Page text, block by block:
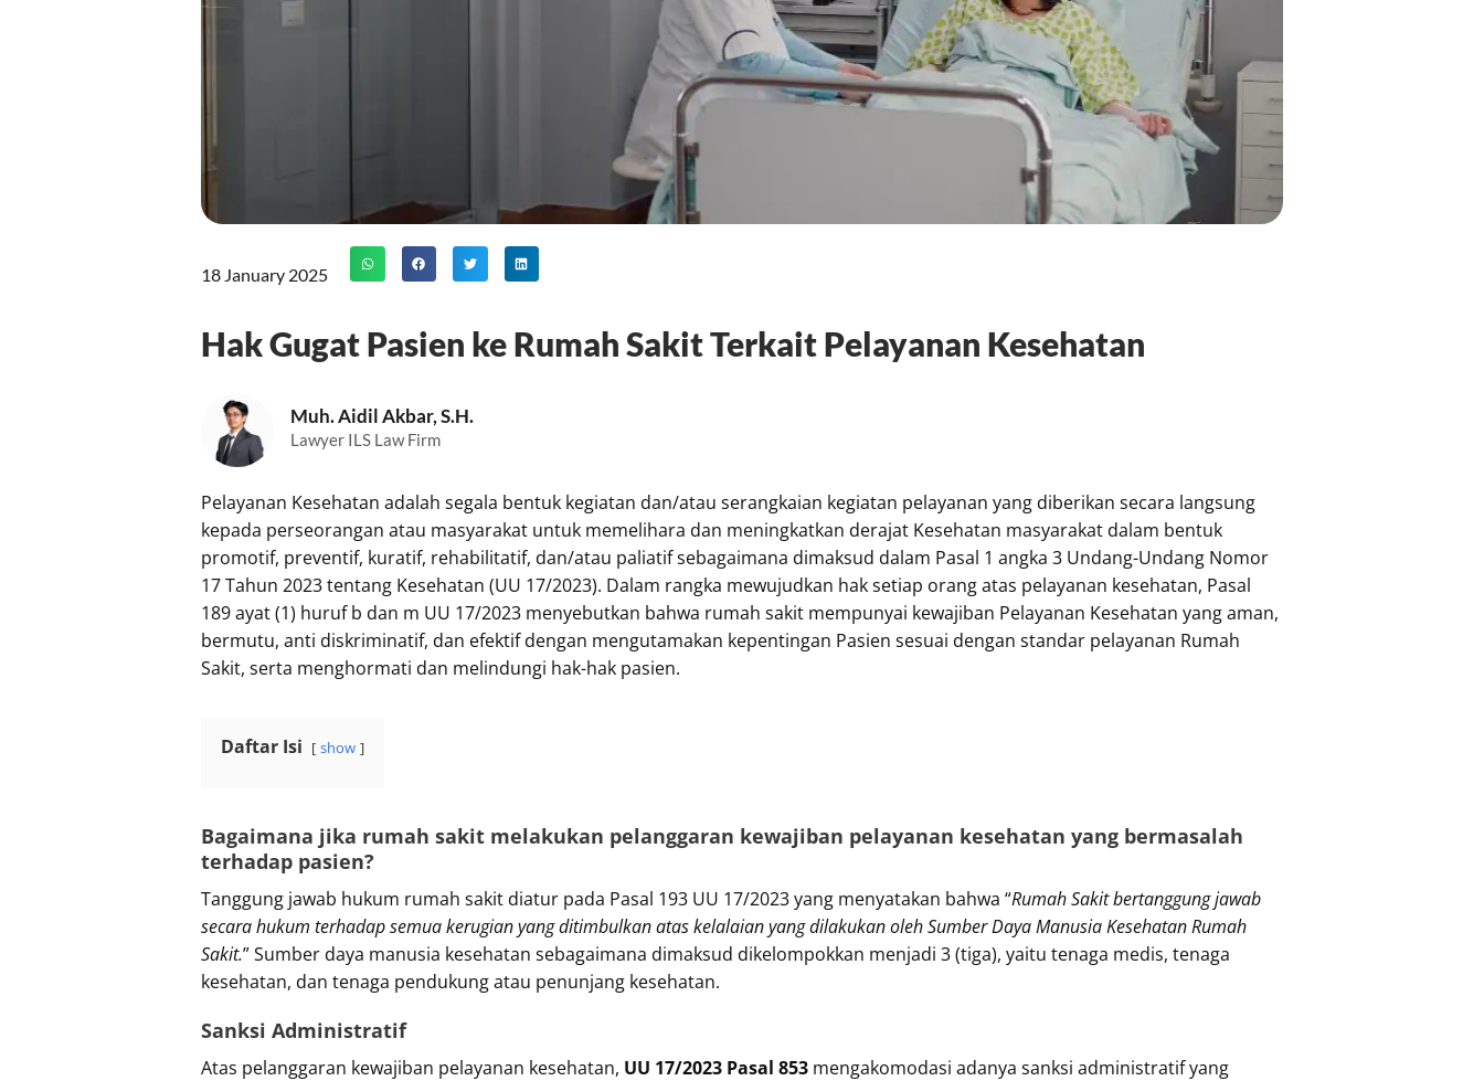
18 January 2025
Hak Gugat Pasien ke Rumah Sakit Terkait Pelayanan Kesehatan
Muh. Aidil Akbar, S.H.
Lawyer ILS Law Firm
Pelayanan Kesehatan adalah segala bentuk kegiatan dan/atau serangkaian kegiatan pelayanan yang diberikan secara langsung
kepada perseorangan atau masyarakat untuk memelihara dan meningkatkan derajat Kesehatan masyarakat dalam bentuk
promotif, preventif, kuratif, rehabilitatif, dan/atau paliatif sebagaimana dimaksud dalam Pasal 1 angka 3 Undang-Undang Nomor
17 Tahun 2023 tentang Kesehatan (UU 17/2023). Dalam rangka mewujudkan hak setiap orang atas pelayanan kesehatan, Pasal
189 ayat (1) huruf b dan m UU 17/2023 menyebutkan bahwa rumah sakit mempunyai kewajiban Pelayanan Kesehatan yang aman,
bermutu, anti diskriminatif, dan efektif dengan mengutamakan kepentingan Pasien sesuai dengan standar pelayanan Rumah
Sakit, serta menghormati dan melindungi hak-hak pasien.
Daftar Isi show
Bagaimana jika rumah sakit melakukan pelanggaran kewajiban pelayanan kesehatan yang bermasalah
terhadap pasien?
Tanggung jawab hukum rumah sakit diatur pada Pasal 193 UU 17/2023 yang menyatakan bahwa “Rumah Sakit bertanggung jawab
secara hukum terhadap semua kerugian yang ditimbulkan atas kelalaian yang dilakukan oleh Sumber Daya Manusia Kesehatan Rumah
Sakit.” Sumber daya manusia kesehatan sebagaimana dimaksud dikelompokkan menjadi 3 (tiga), yaitu tenaga medis, tenaga
kesehatan, dan tenaga pendukung atau penunjang kesehatan.
Sanksi Administratif
Atas pelanggaran kewajiban pelayanan kesehatan, UU 17/2023 Pasal 853 mengakomodasi adanya sanksi administratif yang